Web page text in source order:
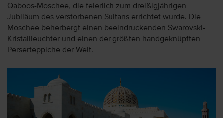
Qaboos-Moschee, die feierlich zum dreißigjährigen
Jubiläum des verstorbenen Sultans errichtet wurde. Die
Moschee beherbergt einen beeindruckenden Swarovski-
Kristallleuchter und einen der größten handgeknüpften
Perserteppiche der Welt.